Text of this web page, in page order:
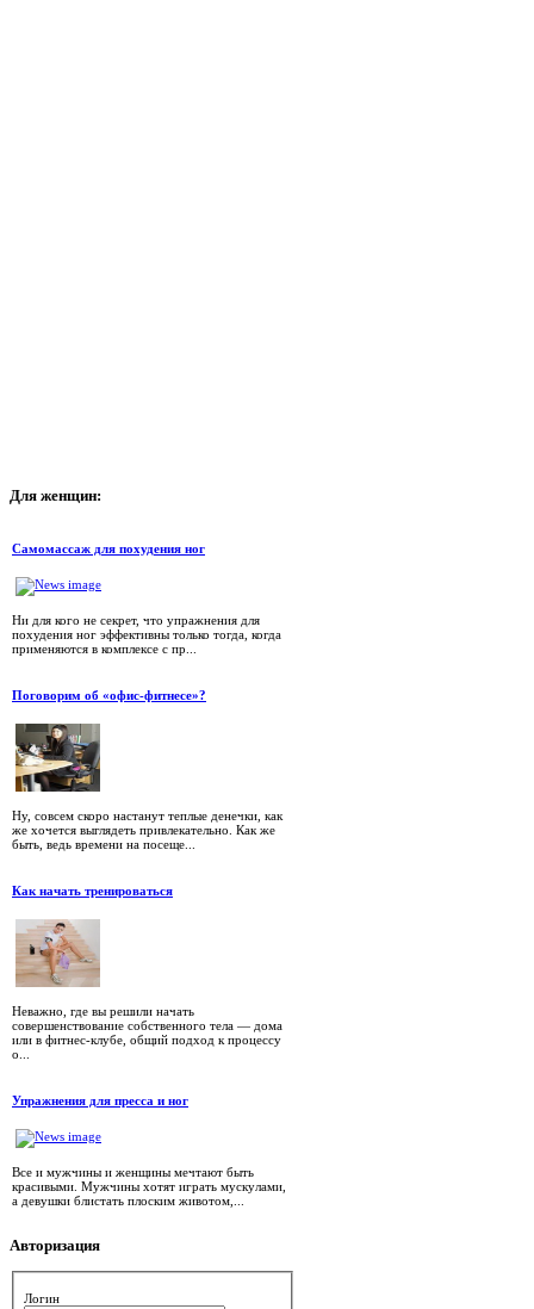
Для женщин:
Самомассаж для похудения ног
Ни для кого не секрет, что упражнения для
похудения ног эффективны только тогда, когда
применяются в комплексе с пр...
Поговорим об «офис-фитнесе»?
Ну, совсем скоро настанут теплые денечки, как
же хочется выглядеть привлекательно. Как же
быть, ведь времени на посеще...
Как начать тренироваться
Неважно, где вы решили начать
совершенствование собственного тела — дома
или в фитнес-клубе, общий подход к процессу
о...
Упражнения для пресса и ног
Все и мужчины и женщины мечтают быть
красивыми. Мужчины хотят играть мускулами,
а девушки блистать плоским животом,...
Авторизация
Логин